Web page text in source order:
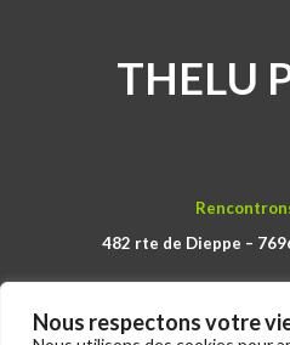
Nous respectons votre
THELU
482 rte de Dieppe –